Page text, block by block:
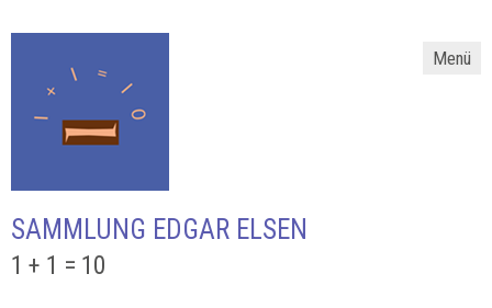
Menü
SAMMLUNG EDGAR ELSEN
1 + 1 = 10